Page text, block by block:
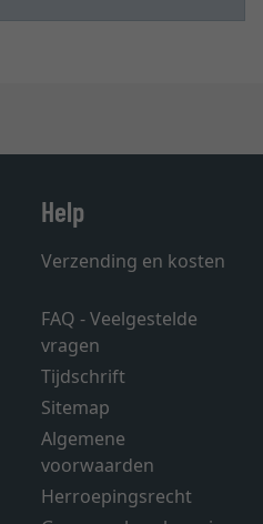
Help
Verzending en kosten
FAQ - Veelgestelde
vragen
Tijdschrift
Sitemap
Algemene
voorwaarden
Herroepingsrecht